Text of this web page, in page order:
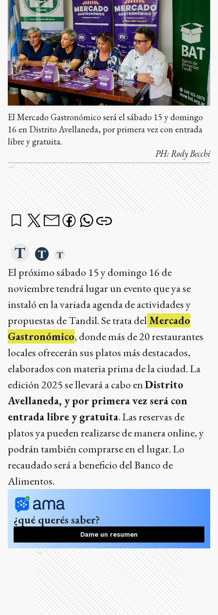
El Mercado Gastronómico será el sábado 15 y domingo
16 en Distrito Avellaneda, por primera vez con entrada
libre y gratuita.
PH:Rody Becchi
Ads
El próximo sábado 15 y domingo 16 de
noviembre tendrá lugar un evento que ya se
instaló en la variada agenda de actividades y
propuestas de Tandil. Se trata del Mercado
Gastronómico, donde más de 20 restaurantes
locales ofrecerán sus platos más destacados,
elaborados con materia prima de la ciudad. La
edición 2025 se llevará a cabo enDistrito
Avellaneda, y por primera vez será con
entrada libre y gratuita. Las reservas de
platos ya pueden realizarse de manera online, y
podrán también comprarse en el lugar. Lo
recaudado será a beneficio del Banco de
Alimentos.
¿qué querés saber?
Dame un resumen
Ads